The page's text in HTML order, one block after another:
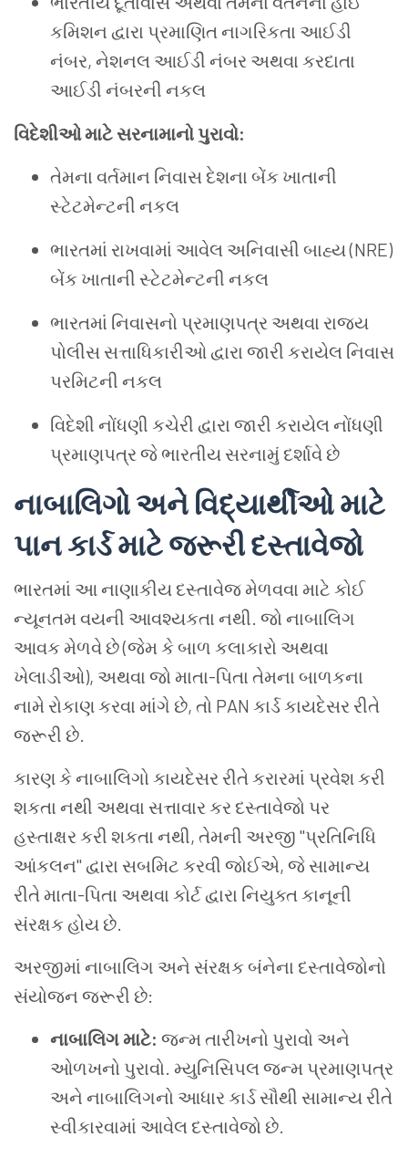
કમિશન દ્વારા પ્રમાણિત નાગરિકતા આઈડી
નંબર, નેશનલ આઈડી નંબર અથવા કરદાતા
આઈડી નંબરની નકલ
વિદેશીઓ માટે સરનામાનો પુરાવો:
તેમના વર્તમાન નિવાસ દેશના બેંક ખાતાની
સ્ટેટમેન્ટની નકલ
ભારતમાં રાખવામાં આવેલ અનિવાસી બાહ્ય (NRE)
બેંક ખાતાની સ્ટેટમેન્ટની નકલ
ભારતમાં નિવાસનો પ્રમાણપત્ર અથવા રાજ્ય
પોલીસ સત્તાધિકારીઓ દ્વારા જારી કરાયેલ નિવાસ
પરમિટની નકલ
વિદેશી નોંધણી કચેરી દ્વારા જારી કરાયેલ નોંધણી
પ્રમાણપત્ર જે ભારતીય સરનામું દર્શાવે છે
નાબાલિગો અને વિદ્યાર્થીઓ માટે
પાન કાર્ડ માટે જરૂરી દસ્તાવેજો
ભારતમાં આ નાણાકીય દસ્તાવેજ મેળવવા માટે કોઈ
ન્યૂનતમ વયની આવશ્યકતા નથી. જો નાબાલિગ
આવક મેળવે છે (જેમ કે બાળ કલાકારો અથવા
ખેલાડીઓ), અથવા જો માતા-પિતા તેમના બાળકના
નામે રોકાણ કરવા માંગે છે, તો PAN કાર્ડ કાયદેસર રીતે
જરૂરી છે.
કારણ કે નાબાલિગો કાયદેસર રીતે કરારમાં પ્રવેશ કરી
શકતા નથી અથવા સત્તાવાર કર દસ્તાવેજો પર
હસ્તાક્ષર કરી શકતા નથી, તેમની અરજી "પ્રતિનિધિ
આંકલન" દ્વારા સબમિટ કરવી જોઈએ, જે સામાન્ય
રીતે માતા-પિતા અથવા કોર્ટ દ્વારા નિયુક્ત કાનૂની
સંરક્ષક હોય છે.
અરજીમાં નાબાલિગ અને સંરક્ષક બંનેના દસ્તાવેજોનો
સંયોજન જરૂરી છે:
નાબાલિગ માટે: જન્મ તારીખનો પુરાવો અને
ઓળખનો પુરાવો. મ્યુનિસિપલ જન્મ પ્રમાણપત્ર
અને નાબાલિગનો આધાર કાર્ડ સૌથી સામાન્ય રીતે
સ્વીકારવામાં આવેલ દસ્તાવેજો છે.